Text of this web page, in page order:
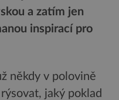
a zatím jen
inspirací pro
někdy v polovině
jaký poklad